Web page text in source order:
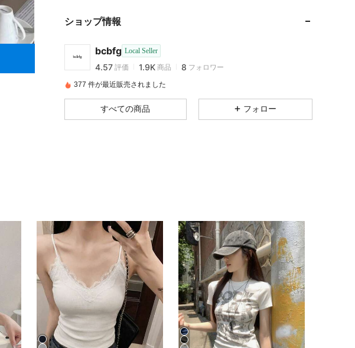
ショップ情報
bcbfg Local Seller
4.57
4.57
1.9K
4.57 評価 1.9K 商品 8 フォロワー
t***5 が1日前にフォローしました
4.57 1.9K
4.57
1.9K
8
4.57
377 件が最近販売されました
すべての商品 フォロー